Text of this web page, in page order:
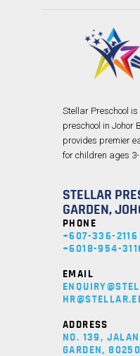
Stellar Preschool
preschool in Johor
provides premier
for children ages 3-
STELLAR
GARDEN,
PHONE
+607-336-2116
+6018-954-
EMAIL
ADDRESS
NO. 139,
GARDEN,